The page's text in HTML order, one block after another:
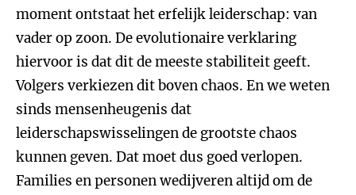
moment ontstaat het erfelijk leiderschap: van
vader op zoon. De evolutionaire verklaring
hiervoor is dat dit de meeste stabiliteit geeft.
Volgers verkiezen dit boven chaos. En we weten
sinds mensenheugenis dat
leiderschapswisselingen de grootste chaos
kunnen geven. Dat moet dus goed verlopen.
Families en personen wedijveren altijd om de